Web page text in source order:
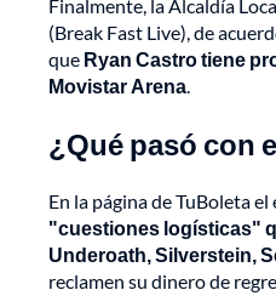
Finalmente, la Alcaldía
(Break Fast Live), de
que Ryan Castro tiene
Movistar Arena.
¿Qué pasó con
En la página de TuBoleta
"cuestiones logísticas"
Underoath, Silverstein,
reclamen su dinero de